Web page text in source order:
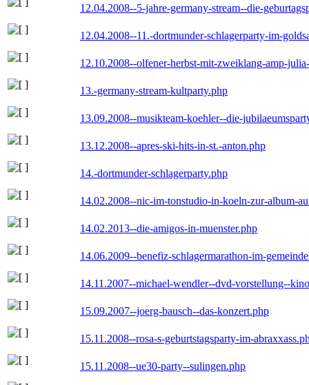
12.04.2008--5-jahre-germany-stream--die-
12.04.2008--11.-dortmunder-schlagerparty-im-
12.10.2008--olfener-herbst-mit-zweiklang-amp-
13.-germany-stream-kultparty.php
13.09.2008--musikteam-koehler--die-
13.12.2008--apres-ski-hits-in-st.-anton.php
14.-dortmunder-schlagerparty.php
14.02.2008--nic-im-tonstudio-in-koeln-zur-album-
14.02.2013--die-amigos-in-muenster.php
14.06.2009--benefiz-schlagermarathon-im-
14.11.2007--michael-wendler--dvd-vorstellung--
15.09.2007--joerg-bausch--das-konzert.php
15.11.2008--rosa-s-geburtstagsparty-im-
15.11.2008--ue30-party--sulingen.php